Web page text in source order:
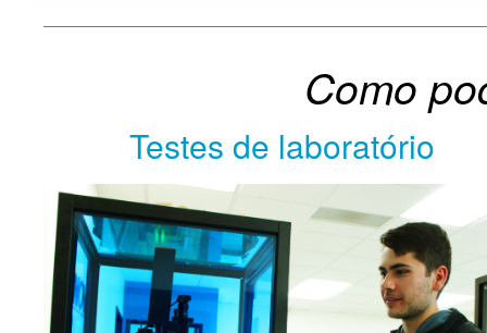
Como
Testes de laboratório